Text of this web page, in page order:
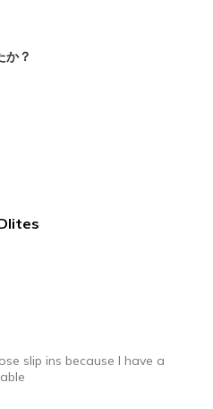
か？
slip ins because I have a